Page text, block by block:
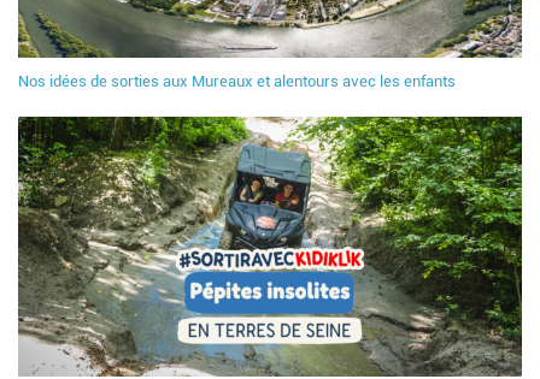
Nos idées de sorties aux Mureaux et alentours avec les enfants